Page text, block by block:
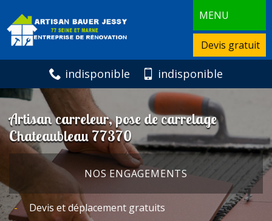
MENU
Devis gratuit
indisponible indisponible
Artisan carreleur, pose de carrelage
Chateaubleau 77370
NOS ENGAGEMENTS
Devis et déplacement gratuits